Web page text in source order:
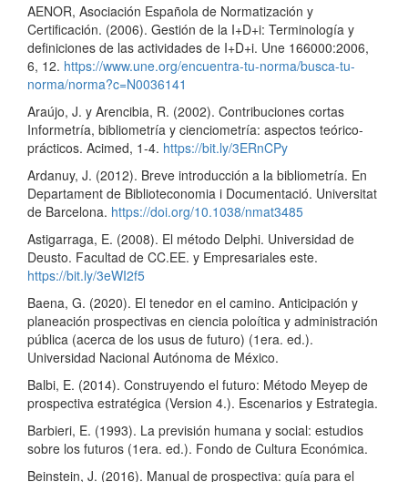
AENOR, Asociación Española de Normatización y
Certificación. (2006). Gestión de la I+D+i: Terminología y
definiciones de las actividades de I+D+i. Une 166000:2006,
6, 12. https://www.une.org/encuentra-tu-norma/busca-tu-
norma/norma?c=N0036141
Araújo, J. y Arencibia, R. (2002). Contribuciones cortas
Informetría, bibliometría y cienciometría: aspectos teórico-
prácticos. Acimed, 1-4. https://bit.ly/3ERnCPy
Ardanuy, J. (2012). Breve introducción a la bibliometría. En
Departament de Biblioteconomia i Documentació. Universitat
de Barcelona. https://doi.org/10.1038/nmat3485
Astigarraga, E. (2008). El método Delphi. Universidad de
Deusto. Facultad de CC.EE. y Empresariales este.
https://bit.ly/3eWI2f5
Baena, G. (2020). El tenedor en el camino. Anticipación y
planeación prospectivas en ciencia poloítica y administración
pública (acerca de los usus de futuro) (1era. ed.).
Universidad Nacional Autónoma de México.
Balbi, E. (2014). Construyendo el futuro: Método Meyep de
prospectiva estratégica (Version 4.). Escenarios y Estrategia.
Barbieri, E. (1993). La previsión humana y social: estudios
sobre los futuros (1era. ed.). Fondo de Cultura Económica.
Beinstein, J. (2016). Manual de prospectiva: guía para el